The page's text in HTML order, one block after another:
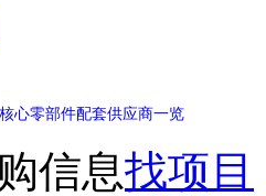
心零部件配套供应商一览
心零部件配套供应商一览
信息找项目